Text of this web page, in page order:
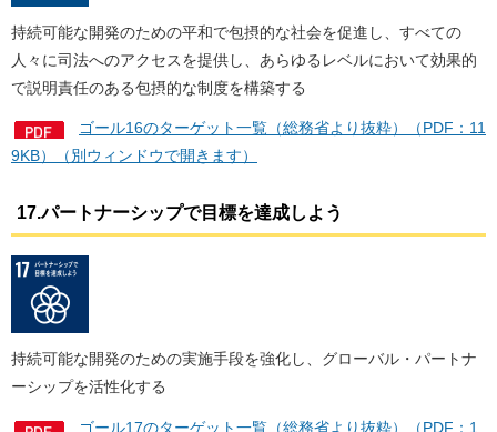
持続可能な開発のための平和で包摂的な社会を促進し、すべての
人々に司法へのアクセスを提供し、あらゆるレベルにおいて効果的
で説明責任のある包摂的な制度を構築する
ゴール16のターゲット一覧（総務省より抜粋）（PDF：11
9KB）（別ウィンドウで開きます）
17.パートナーシップで目標を達成しよう
持続可能な開発のための実施手段を強化し、グローバル・パートナ
ーシップを活性化する
ゴール17のターゲット一覧（総務省より抜粋）（PDF：1